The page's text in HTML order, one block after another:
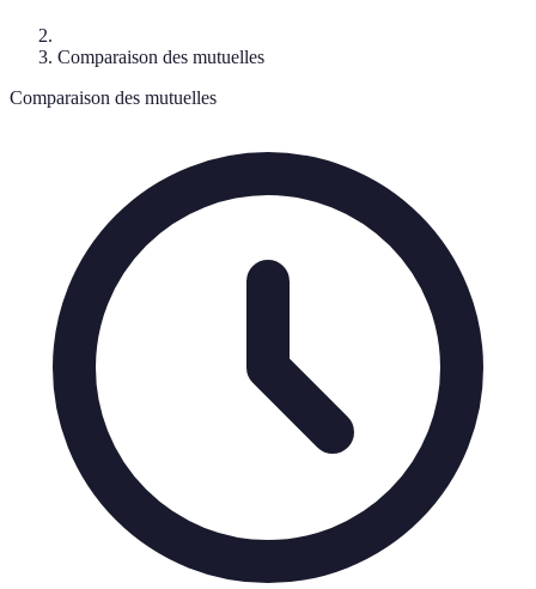
Comparaison des mutuelles
Comparaison des mutuelles